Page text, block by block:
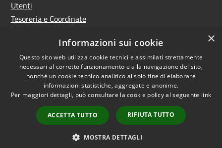
Utenti
Tesoreria e Coordinate
bancarie
Controlla la tua posta
PNRR (Piano Nazionale
di Ripresa e Resilienza)
Meccanismo di feedback
Whistleblowing
Dichiarazione di
accessibilità
×
Informazioni sui cookie
Questo sito web utilizza cookie tecnici e assimilati strettamente
necessari al corretto funzionamento e alla navigazione del sito,
nonché un cookie tecnico analitico al solo fine di elaborare
informazioni statistiche, aggregate e anonime.
Per maggiori dettagli, può consultare la cookie policy al seguente link
ACCETTA TUTTO RIFIUTA TUTTO
MOSTRA DETTAGLI